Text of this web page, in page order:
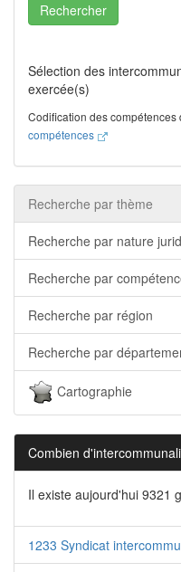
Rechercher
Sélection des
exercée(s)
Codification des compétences
compétences
Recherche par thème
Recherche par nature
Recherche par
Recherche par région
Recherche par
Cartographie
Combien
Il existe aujourd'hui 9321
1233 Syndicat